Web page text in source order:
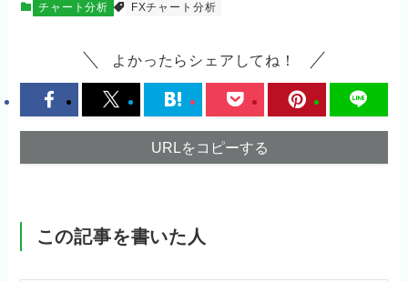
チャート分析 FXチャート分析
よかったらシェアしてね！
URLをコピーする
この記事を書いた人